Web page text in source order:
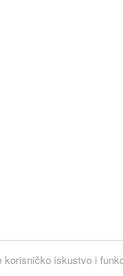
korisničko iskustvo i